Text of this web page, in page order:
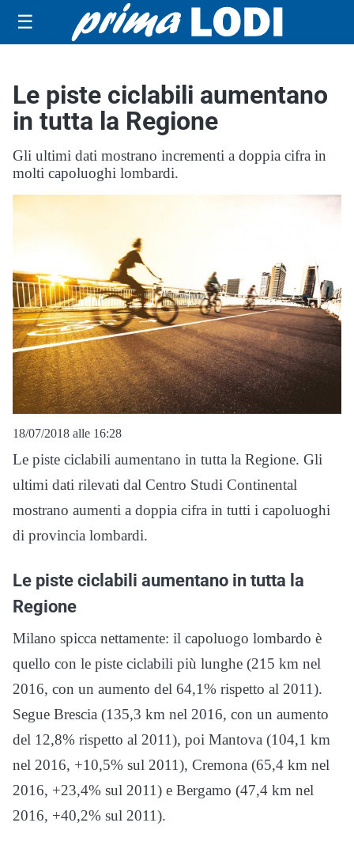
☰
Le piste ciclabili aumentano
in tutta la Regione
Gli ultimi dati mostrano incrementi a doppia cifra in
molti capoluoghi lombardi.
18/07/2018 alle 16:28
Le piste ciclabili aumentano in tutta la Regione. Gli
ultimi dati rilevati dal Centro Studi Continental
mostrano aumenti a doppia cifra in tutti i capoluoghi
di provincia lombardi.
Le piste ciclabili aumentano in tutta la
Regione
Milano spicca nettamente: il capoluogo lombardo è
quello con le piste ciclabili più lunghe (215 km nel
2016, con un aumento del 64,1% rispetto al 2011).
Segue Brescia (135,3 km nel 2016, con un aumento
del 12,8% rispetto al 2011), poi Mantova (104,1 km
nel 2016, +10,5% sul 2011), Cremona (65,4 km nel
2016, +23,4% sul 2011) e Bergamo (47,4 km nel
2016, +40,2% sul 2011).